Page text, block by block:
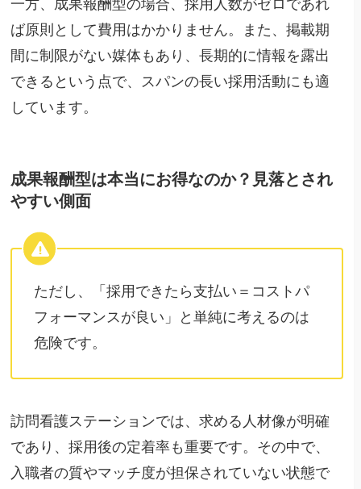
一方、成果報酬型の場合、採用人数がゼロであれ
ば原則として費用はかかりません。また、掲載期
間に制限がない媒体もあり、長期的に情報を露出
できるという点で、スパンの長い採用活動にも適
しています。
成果報酬型は本当にお得なのか？見落とされ
やすい側面
ただし、「採用できたら支払い＝コストパ
フォーマンスが良い」と単純に考えるのは
危険です。
訪問看護ステーションでは、求める人材像が明確
であり、採用後の定着率も重要です。その中で、
入職者の質やマッチ度が担保されていない状態で